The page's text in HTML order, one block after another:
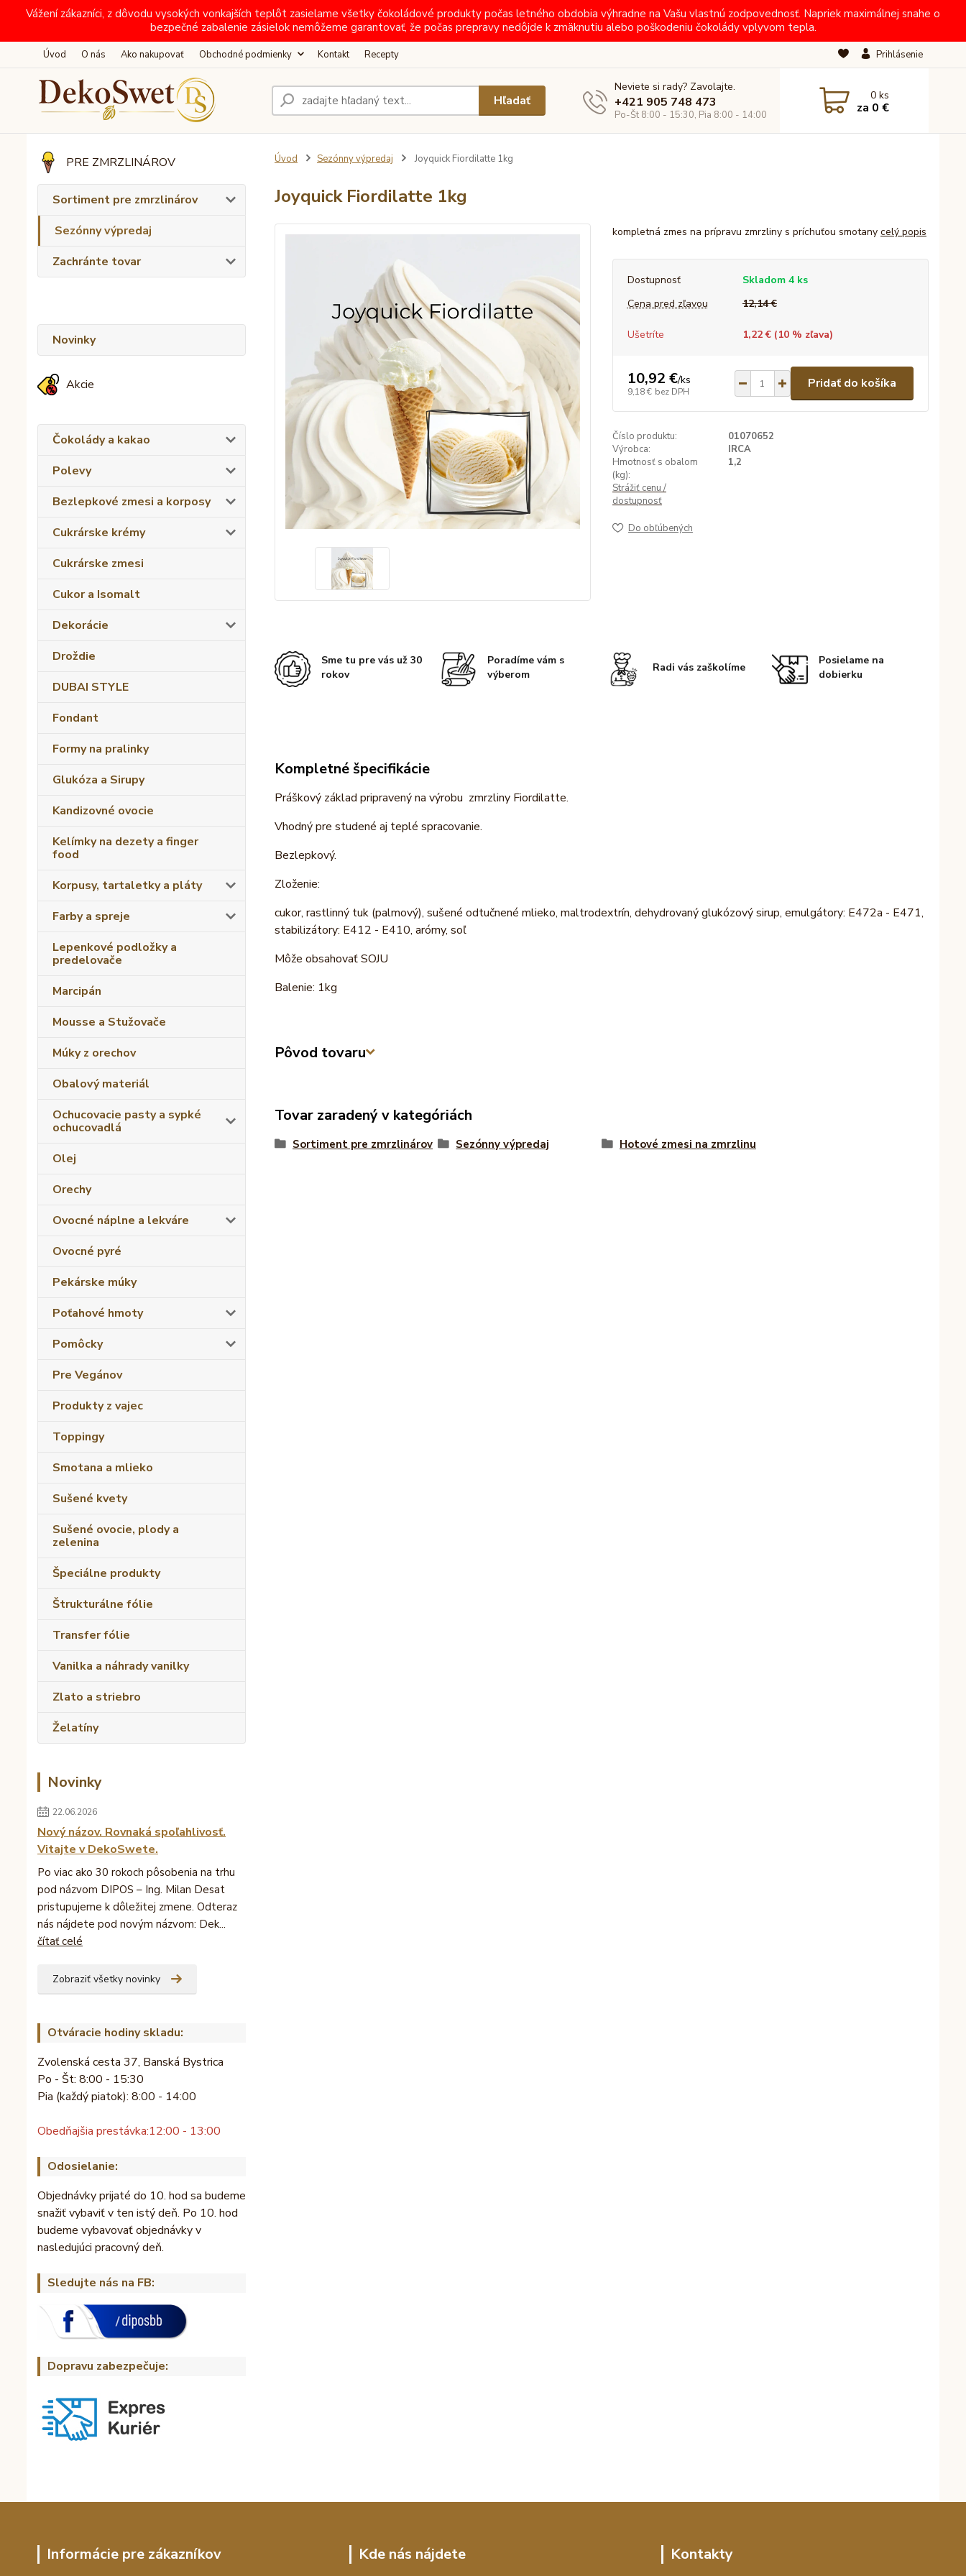
Vážení zákazníci, z dôvodu vysokých vonkajších teplôt zasielame všetky čokoládové produkty počas letného obdobia výhradne na Vašu vlastnú zodpovednosť. Napriek maximálnej snahe o
bezpečné zabalenie zásielok nemôžeme garantovať, že počas prepravy nedôjde k zmäknutiu alebo poškodeniu čokolády vplyvom tepla.
Úvod O nás Ako nakupovať Obchodné podmienky Kontakt Recepty Prihlásenie
Hľadať
Neviete si rady? Zavolajte.
+421 905 748 473
Po-Št 8:00 - 15:30, Pia 8:00 - 14:00
0ks
za 0 €
PRE ZMRZLINÁROV
Sortiment pre zmrzlinárov
Sezónny výpredaj
Zachránte tovar
Novinky
Akcie
Čokolády a kakao
Polevy
Bezlepkové zmesi a korposy
Cukrárske krémy
Cukrárske zmesi
Cukor a Isomalt
Dekorácie
Droždie
DUBAI STYLE
Fondant
Formy na pralinky
Glukóza a Sirupy
Kandizovné ovocie
Kelímky na dezety a finger
food
Korpusy, tartaletky a pláty
Farby a spreje
Lepenkové podložky a
predelovače
Marcipán
Mousse a Stužovače
Múky z orechov
Obalový materiál
Ochucovacie pasty a sypké
ochucovadlá
Olej
Orechy
Ovocné náplne a lekváre
Ovocné pyré
Pekárske múky
Poťahové hmoty
Pomôcky
Pre Vegánov
Produkty z vajec
Toppingy
Smotana a mlieko
Sušené kvety
Sušené ovocie, plody a
zelenina
Špeciálne produkty
Štrukturálne fólie
Transfer fólie
Vanilka a náhrady vanilky
Zlato a striebro
Želatíny
Novinky
22.06.2026
Nový názov. Rovnaká spoľahlivosť.
Vitajte v DekoSwete.
Po viac ako 30 rokoch pôsobenia na trhu
pod názvom DIPOS – Ing. Milan Desat
pristupujeme k dôležitej zmene. Odteraz
nás nájdete pod novým názvom: Dek...
čítať celé
Zobraziť všetky novinky
Otváracie hodiny skladu:
Zvolenská cesta 37, Banská Bystrica
Po - Št: 8:00 - 15:30
Pia (každý piatok): 8:00 - 14:00
Obedňajšia prestávka:12:00 - 13:00
Odosielanie:
Objednávky prijaté do 10. hod sa budeme
snažiť vybaviť v ten istý deň. Po 10. hod
budeme vybavovať objednávky v
nasledujúci pracovný deň.
Sledujte nás na FB:
Dopravu zabezpečuje:
Úvod Sezónny výpredaj Joyquick Fiordilatte 1kg
Joyquick Fiordilatte 1kg
kompletná zmes na prípravu zmrzliny s príchuťou smotany celý popis
Dostupnosť
Skladom 4 ks
Cena pred zľavou
12,14 €
Ušetríte 1,22 € (10% zľava)
10,92 €/ks
9,18 € bez DPH
Pridať do košíka
Číslo produktu:
01070652
Výrobca:
IRCA
Hmotnosť s obalom
(kg):
1,2
Strážiť cenu /
dostupnosť
Do obľúbených
Sme tu pre vás už 30
rokov
Poradíme vám s
výberom
Radi vás zaškolíme
Posielame na
dobierku
Kompletné špecifikácie
Práškový základ pripravený na výrobu zmrzliny Fiordilatte.
Vhodný pre studené aj teplé spracovanie.
Bezlepkový.
Zloženie:
cukor, rastlinný tuk (palmový), sušené odtučnené mlieko, maltrodextrín, dehydrovaný glukózový sirup, emulgátory: E472a - E471,
stabilizátory: E412 - E410, arómy, soľ
Môže obsahovať SOJU
Balenie: 1kg
Pôvod tovaru
Tovar zaradený v kategóriách
Sortiment pre zmrzlinárov Sezónny výpredaj Hotové zmesi na zmrzlinu
Informácie pre zákazníkov Kde nás nájdete Kontakty